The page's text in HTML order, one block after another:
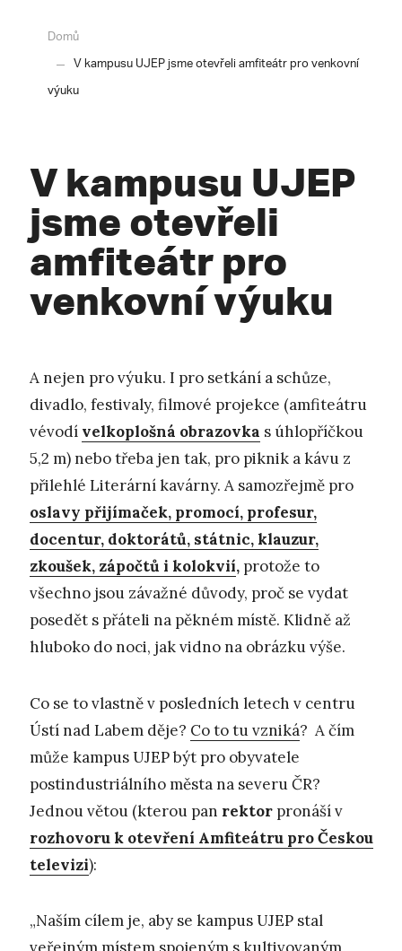
Domů
V kampusu UJEP jsme otevřeli amfiteátr pro venkovní
výuku
V kampusu UJEP
jsme otevřeli
amfiteátr pro
venkovní výuku
A nejen pro výuku. I pro setkání a schůze,
divadlo, festivaly, filmové projekce (amfiteátru
vévodí velkoplošná obrazovka s úhlopříčkou
5,2 m) nebo třeba jen tak, pro piknik a kávu z
přilehlé Literární kavárny. A samozřejmě pro
oslavy přijímaček, promocí, profesur,
docentur, doktorátů, státnic, klauzur,
zkoušek, zápočtů i kolokvií, protože to
všechno jsou závažné důvody, proč se vydat
posedět s přáteli na pěkném místě. Klidně až
hluboko do noci, jak vidno na obrázku výše.
Co se to vlastně v posledních letech v centru
Ústí nad Labem děje? Co to tu vzniká? A čím
může kampus UJEP být pro obyvatele
postindustriálního města na severu ČR?
Jednou větou (kterou pan rektor pronáší v
rozhovoru k otevření Amfiteátru pro Českou
televizi):
„Naším cílem je, aby se kampus UJEP stal